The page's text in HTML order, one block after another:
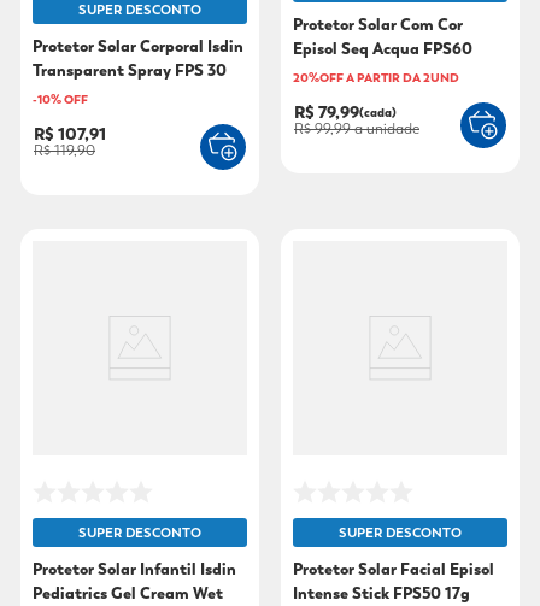
SUPER DESCONTO
Protetor Solar Corporal Isdin
Transparent Spray FPS 30
250ml
-10% OFF
R$ 107,91
R$ 119,90
Protetor Solar Com Cor
Episol Seq Acqua FPS60
Médio 40ml
20%OFF A PARTIR DA 2UND
R$ 79,99(cada)
R$ 99,99a unidade
SUPER DESCONTO
Protetor Solar Infantil Isdin
Pediatrics Gel Cream Wet
SUPER DESCONTO
Protetor Solar Facial Episol
Intense Stick FPS50 17g